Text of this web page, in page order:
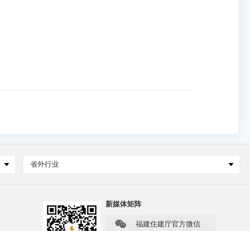
省外行业
新媒体矩阵
 福建住建厅官方微信